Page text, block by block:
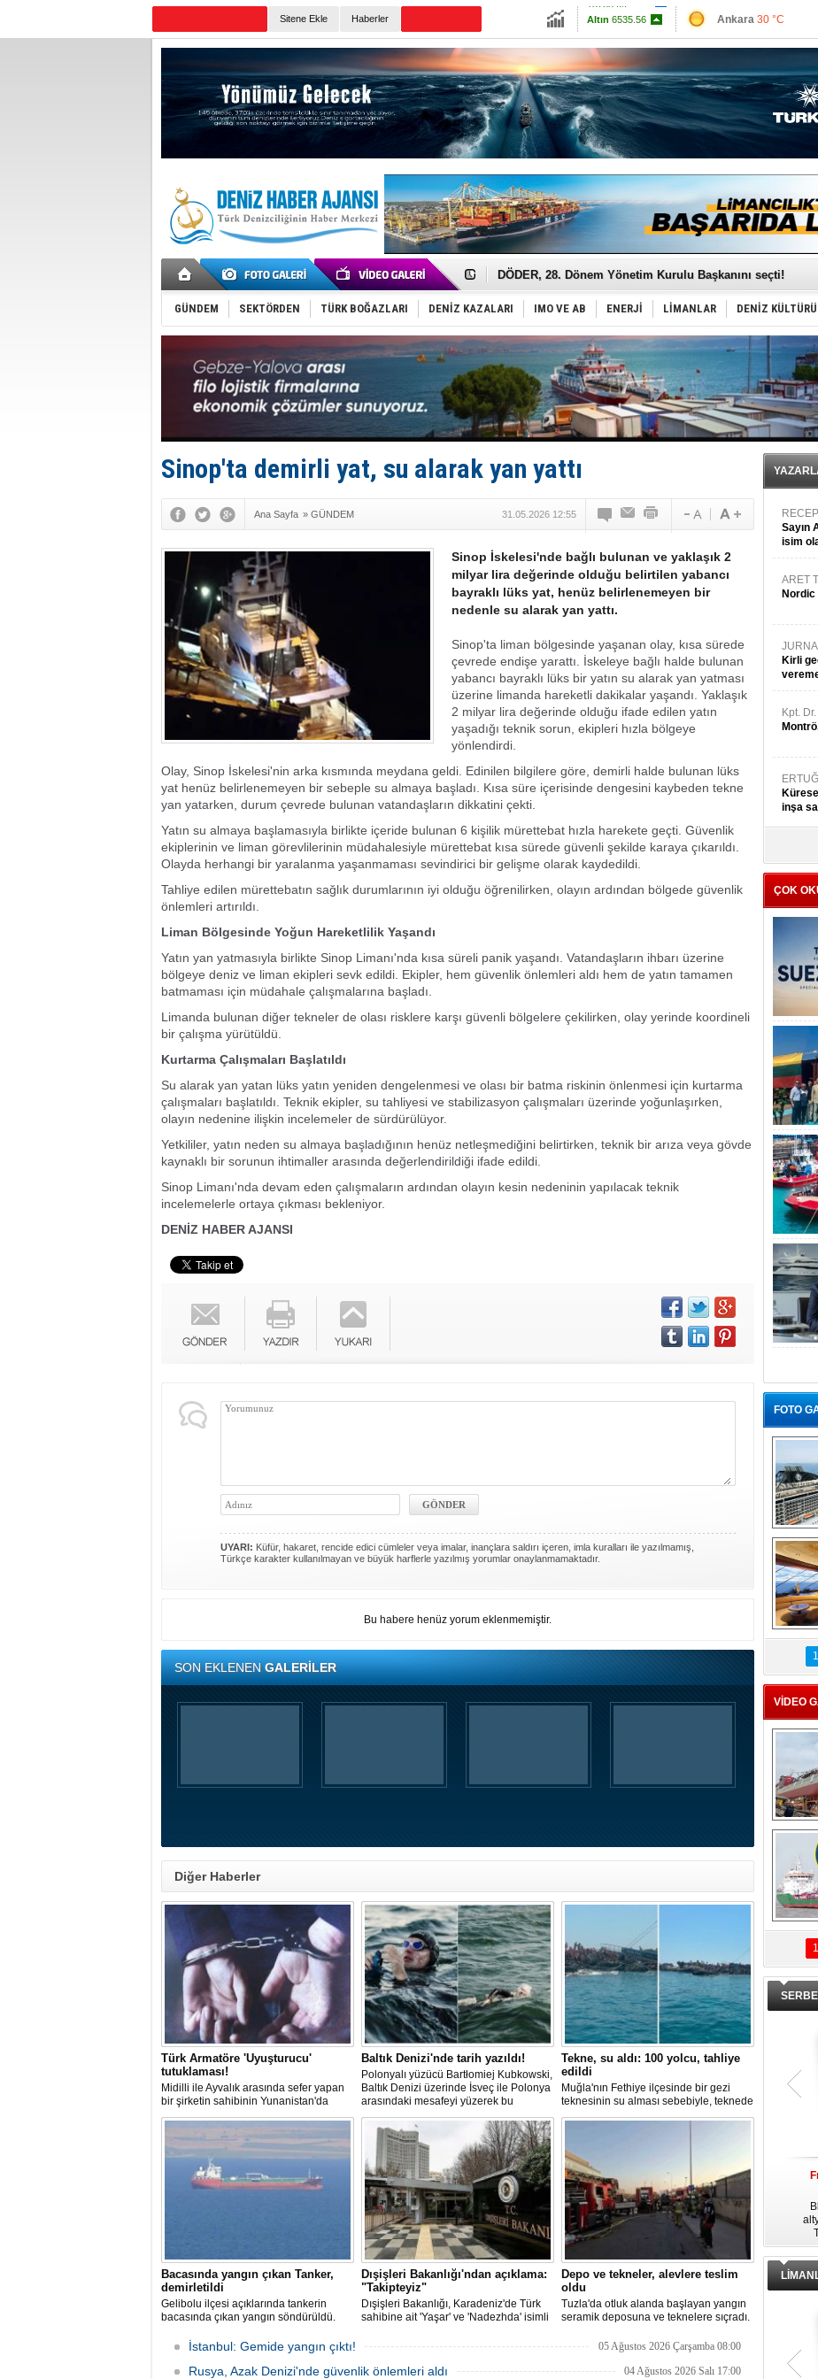
Sitene Ekle Haberler
Altın 6535.56
Euro55.0601
Ankara 30 °C
Antalya31 °C
Muğla 31 °C
Çanakkale 31 °C
Türk Armatöre 'Uyuşturucu' tutuklaması!
DÖDER, 28. Dönem Yönetim Kurulu Başkanını seçti!
Fairline, Türkiye’de ‘SoleMarin’i seçti
Baltık Denizi'nde tarih yazıldı!
Runit kubbesi okyanusun derinliklerinde halkı tehdit
Dünyanın en tehlikeli yosunu: Yüz binlerce canlıyı
Türk Loydu’na Süveyş tonaj yetkisi
Hüseyin Mengi: “Yapay Zekâ, Ustanın yerini alamaz”
Hat-San Tersanesi’nden yüzer havuza omurga: NB26
Med Marine’e yeni Römorkör!
KOSDER’den Karadeniz için ‘Çağrı’!
Kalyoncu’dan ‘Sefer’ kararı!
Bacasında yangın çıkan Tanker, demirletildi
GÜNDEM SEKTÖRDEN TÜRK BOĞAZLARI DENİZ KAZALARI IMO VE AB ENERJİ LİMANLAR DENİZ KÜLTÜRÜ
Sinop'ta demirli yat, su alarak yan yattı
Ana Sayfa » GÜNDEM 31.05.2026 12:55
Sinop İskelesi'nde bağlı bulunan ve yaklaşık 2
milyar lira değerinde olduğu belirtilen yabancı
bayraklı lüks yat, henüz belirlenemeyen bir
nedenle su alarak yan yattı.
Sinop'ta liman bölgesinde yaşanan olay, kısa sürede
çevrede endişe yarattı. İskeleye bağlı halde bulunan
yabancı bayraklı lüks bir yatın su alarak yan yatması
üzerine limanda hareketli dakikalar yaşandı. Yaklaşık
2 milyar lira değerinde olduğu ifade edilen yatın
yaşadığı teknik sorun, ekipleri hızla bölgeye
yönlendirdi.
Olay, Sinop İskelesi'nin arka kısmında meydana geldi. Edinilen bilgilere göre, demirli halde bulunan lüks
yat henüz belirlenemeyen bir sebeple su almaya başladı. Kısa süre içerisinde dengesini kaybeden tekne
yan yatarken, durum çevrede bulunan vatandaşların dikkatini çekti.
Yatın su almaya başlamasıyla birlikte içeride bulunan 6 kişilik mürettebat hızla harekete geçti. Güvenlik
ekiplerinin ve liman görevlilerinin müdahalesiyle mürettebat kısa sürede güvenli şekilde karaya çıkarıldı.
Olayda herhangi bir yaralanma yaşanmaması sevindirici bir gelişme olarak kaydedildi.
Tahliye edilen mürettebatın sağlık durumlarının iyi olduğu öğrenilirken, olayın ardından bölgede güvenlik
önlemleri artırıldı.
Liman Bölgesinde Yoğun Hareketlilik Yaşandı
Yatın yan yatmasıyla birlikte Sinop Limanı'nda kısa süreli panik yaşandı. Vatandaşların ihbarı üzerine
bölgeye deniz ve liman ekipleri sevk edildi. Ekipler, hem güvenlik önlemleri aldı hem de yatın tamamen
batmaması için müdahale çalışmalarına başladı.
Limanda bulunan diğer tekneler de olası risklere karşı güvenli bölgelere çekilirken, olay yerinde koordineli
bir çalışma yürütüldü.
Kurtarma Çalışmaları Başlatıldı
Su alarak yan yatan lüks yatın yeniden dengelenmesi ve olası bir batma riskinin önlenmesi için kurtarma
çalışmaları başlatıldı. Teknik ekipler, su tahliyesi ve stabilizasyon çalışmaları üzerinde yoğunlaşırken,
olayın nedenine ilişkin incelemeler de sürdürülüyor.
Yetkililer, yatın neden su almaya başladığının henüz netleşmediğini belirtirken, teknik bir arıza veya gövde
kaynaklı bir sorunun ihtimaller arasında değerlendirildiği ifade edildi.
Sinop Limanı'nda devam eden çalışmaların ardından olayın kesin nedeninin yapılacak teknik
incelemelerle ortaya çıkması bekleniyor.
DENİZ HABER AJANSI
UYARI: Küfür, hakaret, rencide edici cümleler veya imalar, inançlara saldırı içeren, imla kuralları ile yazılmamış,
Türkçe karakter kullanılmayan ve büyük harflerle yazılmış yorumlar onaylanmamaktadır.
Bu habere henüz yorum eklenmemiştir.
SON EKLENENGALERİLER
Diğer Haberler
Türk Armatöre 'Uyuşturucu'
tutuklaması!
Midilli ile Ayvalık arasında sefer yapan
bir şirketin sahibinin Yunanistan'da
tutuklandığı bildirildi.
Baltık Denizi'nde tarih yazıldı!
Polonyalı yüzücü Bartłomiej Kubkowski,
Baltık Denizi üzerinde İsveç ile Polonya
arasındaki mesafeyi yüzerek bu
başarının ilk örneği olarak tarihe geçti.
Tekne, su aldı: 100 yolcu, tahliye
edildi
Muğla'nın Fethiye ilçesinde bir gezi
teknesinin su alması sebebiyle, teknede
bulunan 100 yolcu tahliye edildi,
Bacasında yangın çıkan Tanker,
demirletildi
Gelibolu ilçesi açıklarında tankerin
bacasında çıkan yangın söndürüldü.
Sahası'na demirletildi.
Dışişleri Bakanlığı'ndan açıklama:
"Takipteyiz"
Dışişleri Bakanlığı, Karadeniz'de Türk
sahibine ait 'Yaşar' ve 'Nadezhda' isimli
araçlarıyla gerçekleştirilen saldırıda
güvenliğinin yakından takip edildiğini
Depo ve tekneler, alevlere teslim
oldu
Tuzla'da otluk alanda başlayan yangın
seramik deposuna ve teknelere sıçradı.
alevleri kontrol altına aldı.
İstanbul: Gemide yangın çıktı! 05 Ağustos 2026 Çarşamba 08:00
Rusya, Azak Denizi'nde güvenlik önlemleri aldı 04 Ağustos 2026 Salı 17:00
Sayın
isim
ARET
Nordic
Kirli
Kpt.
inşa
Kpt.
ÇOK
FOTO
“Gemi
1
VİDEO
1